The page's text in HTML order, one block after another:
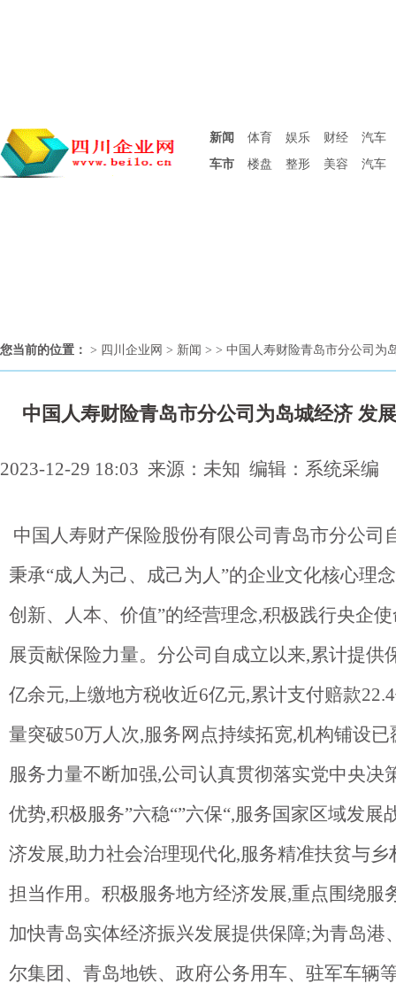
新闻 体育 娱乐 财经
汽车
车市
楼盘 整形 美容 汽车
您当前的位置： > 四川企业网 > 新闻 > > 中国人寿财险青岛市分公司为
中国人寿财险青岛市分公司为岛城经济 发
2023-12-29 18:03 来源：未知 编辑：系统采编
中国人寿财产保险股份有限公司青岛市分公司
秉承“成人为己、成己为人”的企业文化核心理
创新、人本、价值”的经营理念,积极践行央企
展贡献保险力量。分公司自成立以来,累计提供
亿余元,上缴地方税收近6亿元,累计支付赔款
量突破50万人次,服务网点持续拓宽,机构铺设已
服务力量不断加强,公司认真贯彻落实党中央决
优势,积极服务”六稳“”六保“,服务国家区域发展
济发展,助力社会治理现代化,服务精准扶贫与乡
担当作用。积极服务地方经济发展,重点围绕服
加快青岛实体经济振兴发展提供保障;为青岛港
尔集团、青岛地铁、政府公务用车、驻军车辆